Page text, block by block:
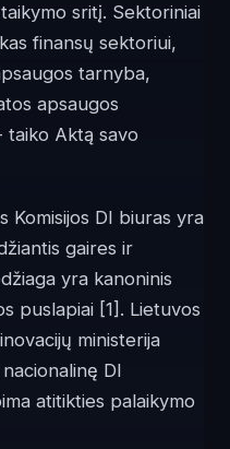
sritį. Sektoriniai
finansų sektoriui,
tarnyba,
apsaugos
taiko Aktą savo
Komisijos DI biuras yra
gaires ir
yra kanoninis
puslapiai [1] . Lietuvos
ministerija
DI
atitikties palaikymo